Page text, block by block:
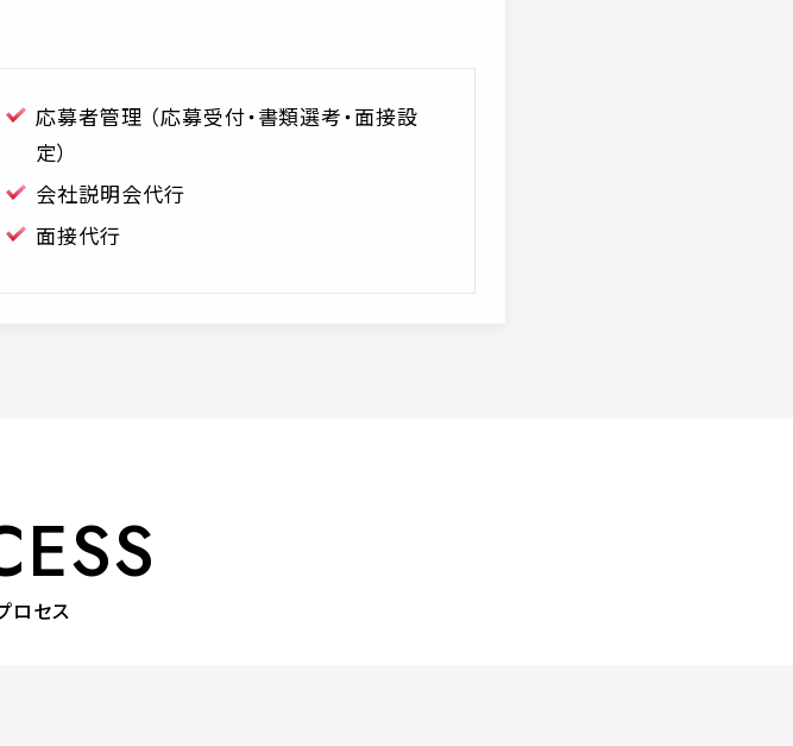
応募者管理 （応募受付・書類選考・面接設
定）
会社説明会代行
面接代行
ロセス